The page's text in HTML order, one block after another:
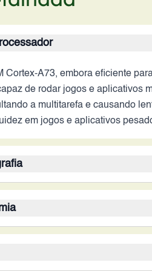
Cortex-A73, embora eficiente
de rodar jogos e aplicativos
a multitarefa e causando
em jogos e aplicativos
em situações de baixa luz
aprimorados. A ausência de
até mais, dependendo do uso.